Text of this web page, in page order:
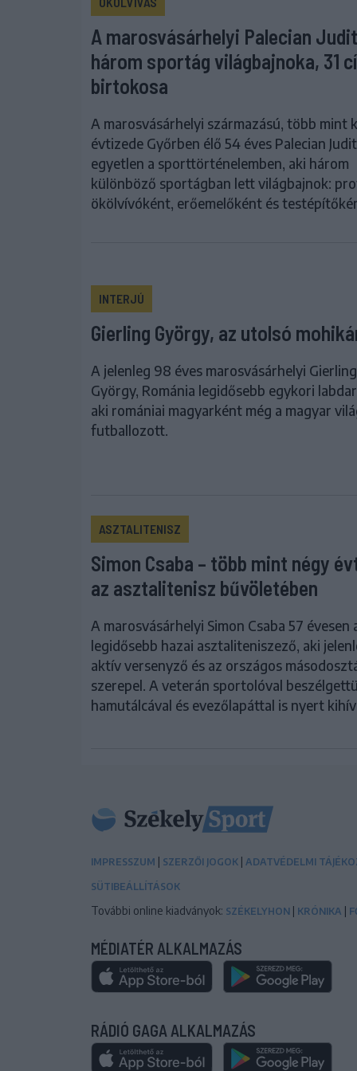
A marosvásárhelyi Palecian Judit
három sportág világbajnoka, 31
birtokosa
A marosvásárhelyi származású, több mint
évtizede Győrben élő 54 éves Palecian
egyetlen a sporttörténelemben, aki három
különböző sportágban lett világbajnok:
ökölvívóként, erőemelőként és
INTERJÚ
Gierling György, az utolsó
A jelenleg 98 éves marosvásárhelyi Gierling
György, Románia legidősebb egykori
aki romániai magyarként még a magyar
futballozott.
ASZTALITENISZ
Simon Csaba – több mint négy
az asztalitenisz bűvöletében
A marosvásárhelyi Simon Csaba 57 évesen
legidősebb hazai asztaliteniszező, aki
aktív versenyző és az országos
szerepel. A veterán sportolóval
hamutálcával és evezőlapáttal is nyert
IMPRESSZUM | SZERZŐI JOGOK | ADATVÉDELMI
SÜTIBEÁLLÍTÁSOK
További online kiadványok: SZÉKELYHON | KRÓNIKA |
MÉDIATÉR ALKALMAZÁS
RÁDIÓ GAGA ALKALMAZÁS